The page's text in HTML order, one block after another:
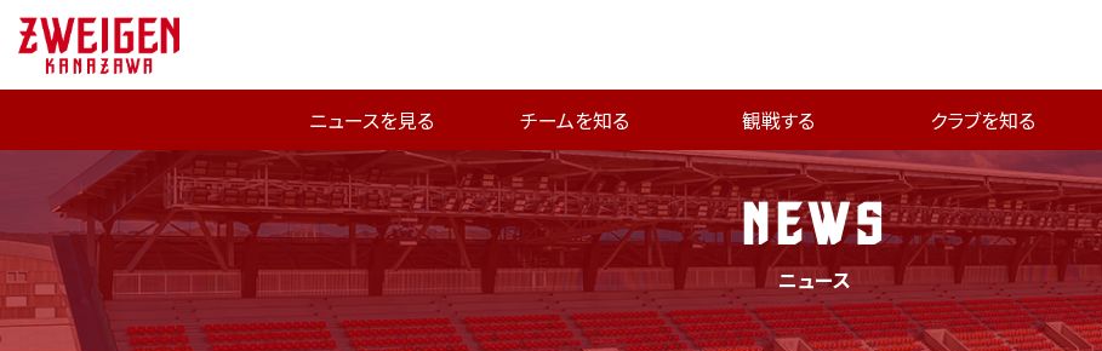
ニュースを見る チームを知る 観戦する クラブを知る
NEWS
ニュース